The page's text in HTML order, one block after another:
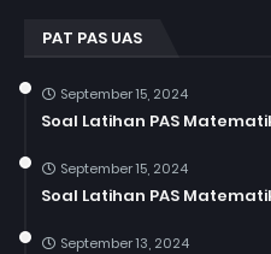
PAT PAS UAS
September 15, 2024
Soal Latihan PAS
September 15, 2024
Soal Latihan PAS
September 13, 2024